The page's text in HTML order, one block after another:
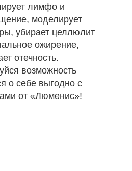
лимфо и
моделирует
убирает целлюлит
ожирение,
отечность.
возможность
о себе выгодно с
от «Люменис»!